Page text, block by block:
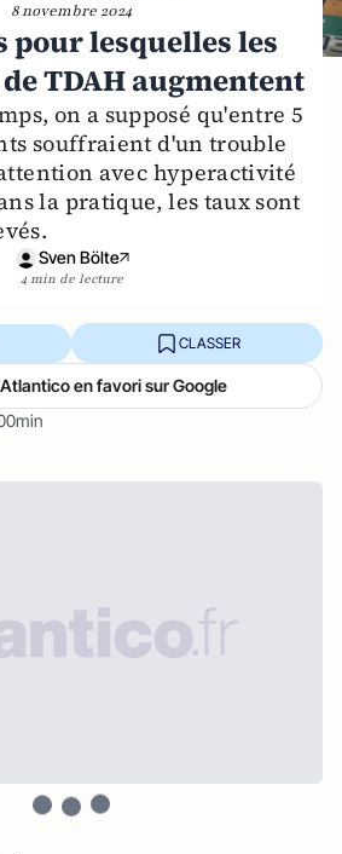
8 novembre 2024
pour lesquelles les
TDAH augmentent
on a supposé qu'entre 5
souffraient d'un trouble
avec hyperactivité
la pratique, les taux sont
Sven Bölte
4 min de lecture
CLASSER
en favori sur Google